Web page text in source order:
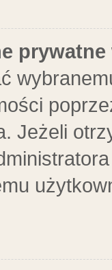
Jeżeli